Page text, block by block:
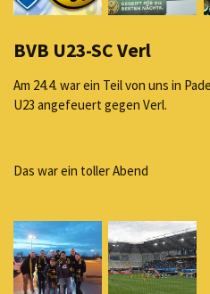
BVB U23-SC Verl
Am 24.4. war ein Teil von uns in
U23 angefeuert gegen Verl.
Das war ein toller Abend